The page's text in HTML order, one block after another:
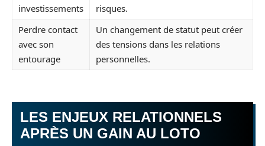
investissements
risques.
Perdre contact
avec son
entourage
Un changement de statut peut créer
des tensions dans les relations
personnelles.
LES ENJEUX RELATIONNELS
APRÈS UN GAIN AU LOTO